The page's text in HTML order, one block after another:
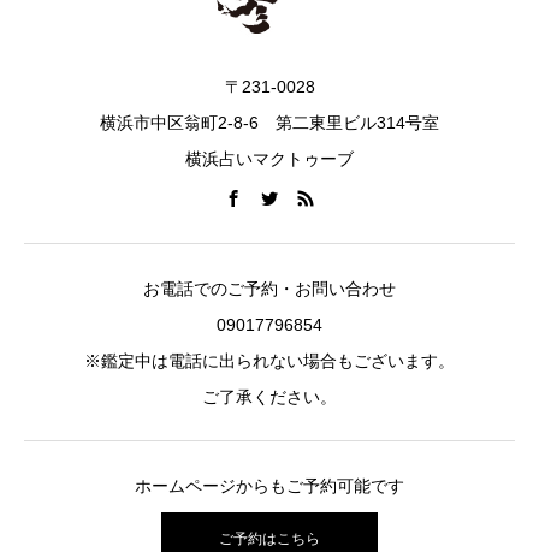
〒231-0028
横浜市中区翁町2-8-6 第二東里ビル314号室
横浜占いマクトゥーブ
お電話でのご予約・お問い合わせ
09017796854
※鑑定中は電話に出られない場合もございます。
ご了承ください。
ホームページからもご予約可能です
ご予約はこちら